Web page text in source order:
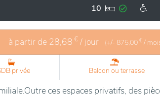
possibilités d’activités
10
à partir de 28,68 € / jour (+/- 875,00 € /
privée Balcon ou terrasse
ces espaces privatifs, des